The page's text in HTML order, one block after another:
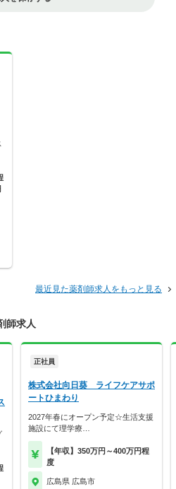
最近見た薬剤師求人をもっと見る
師求人
正社員
株式会社向日葵 ライフケアサポ
ートひまわり
2027年春にオープン予定☆生活支援
施設にて理学療…
【年収】350万円～400万円程
度
広島県 広島市